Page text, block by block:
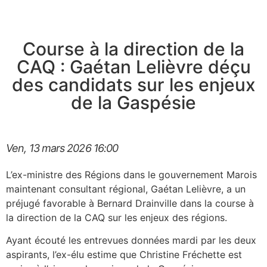
Course à la direction de la
CAQ : Gaétan Lelièvre déçu
des candidats sur les enjeux
de la Gaspésie
Ven, 13 mars 2026 16:00
L’ex-ministre des Régions dans le gouvernement Marois
maintenant consultant régional, Gaétan Lelièvre, a un
préjugé favorable à Bernard Drainville dans la course à
la direction de la CAQ sur les enjeux des régions.
Ayant écouté les entrevues données mardi par les deux
aspirants, l’ex-élu estime que Christine Fréchette est